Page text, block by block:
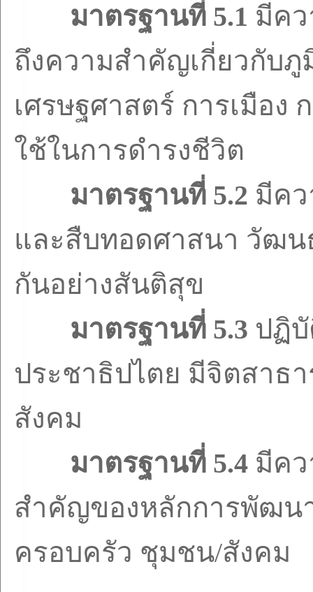
มาตรฐานที่ 5.1 มีคว
ถึงความสำคัญเกี่ยวกับ
เศรษฐศาสตร์ การเมือง
ใช้ในการดำรงชีวิต
มาตรฐานที่ 5.2 มีค
และสืบทอดศาสนา วัฒน
กันอย่างสันติสุข
มาตรฐานที่ 5.3 ปฏิ
ประชาธิปไตย มีจิตสาธ
สังคม
มาตรฐานที่ 5.4 มีคว
สำคัญของหลักการพัฒน
ครอบครัว ชุมชน/สังคม